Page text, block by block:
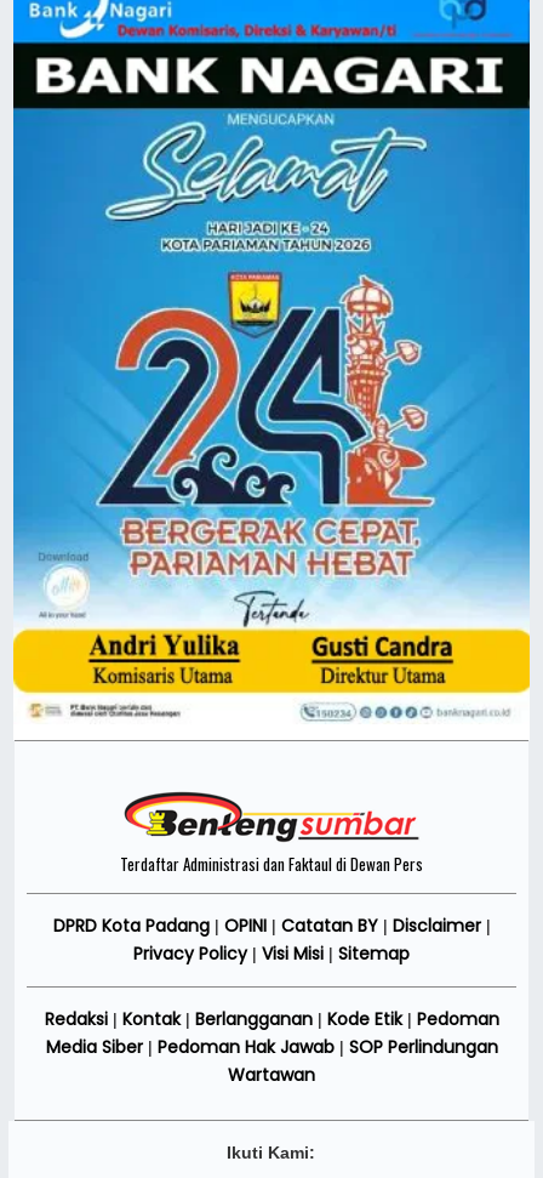
Terdaftar Administrasi dan Faktaul di Dewan Pers
DPRD Kota Padang| OPINI Catatan BY| Disclaimer|
Privacy Policy| Visi Misi Sitemap
Redaksi| Kontak| Berlangganan| Kode Etik| Pedoman
Media Siber| Pedoman Hak Jawab| SOP Perlindungan
Wartawan
Ikuti Kami: